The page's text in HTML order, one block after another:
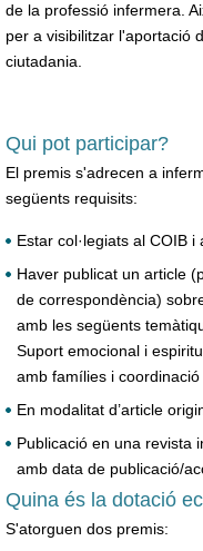
de la professió infermera.
per a visibilitzar l'aportació
ciutadania.
Qui pot participar?
El premis s'adrecen a
següents requisits:
Estar col·legiats al COIB
Haver publicat un article
de correspondència)
amb les següents
Suport emocional i
amb famílies i
En modalitat d’article
Publicació en una revista
amb data de publicació/
Quina és la dotació
S'atorguen dos premis: